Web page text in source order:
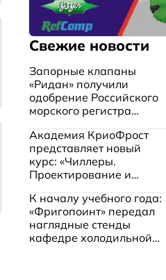
Свежие новости
Запорные клапаны
«Ридан» получили
одобрение Российского
морского регистра
Академия КриоФрост
представляет новый
курс: «Чиллеры.
Проектирование и
охлаждения жидкостей»
К началу учебного года:
«Фригопоинт» передал
наглядные стенды
кафедре холодильной